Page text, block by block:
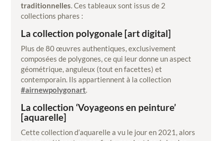
traditionnelles. Ces tableaux sont issus de 2
collections phares :
La collection polygonale [art digital]
Plus de 80 œuvres authentiques, exclusivement
composées de polygones, ce qui leur donne un aspect
géométrique, anguleux (tout en facettes) et
contemporain. Ils appartiennent à la collection
#airnewpolygonart.
La collection ‘Voyageons en peinture’
[aquarelle]
Cette collection d’aquarelle a vu le jour en 2021, alors